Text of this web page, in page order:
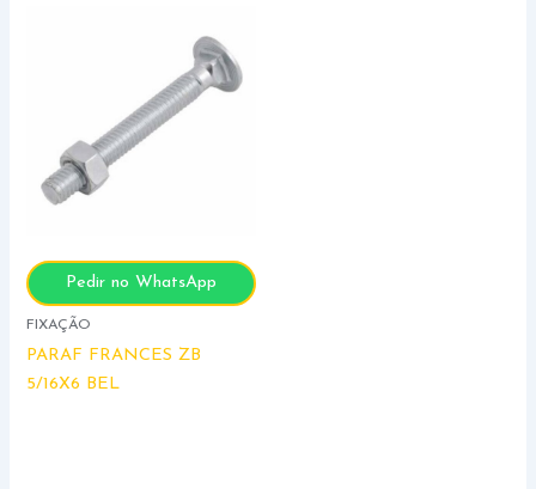
Pedir no WhatsApp
FIXAÇÃO
PARAF FRANCES ZB
5/16X6 BEL